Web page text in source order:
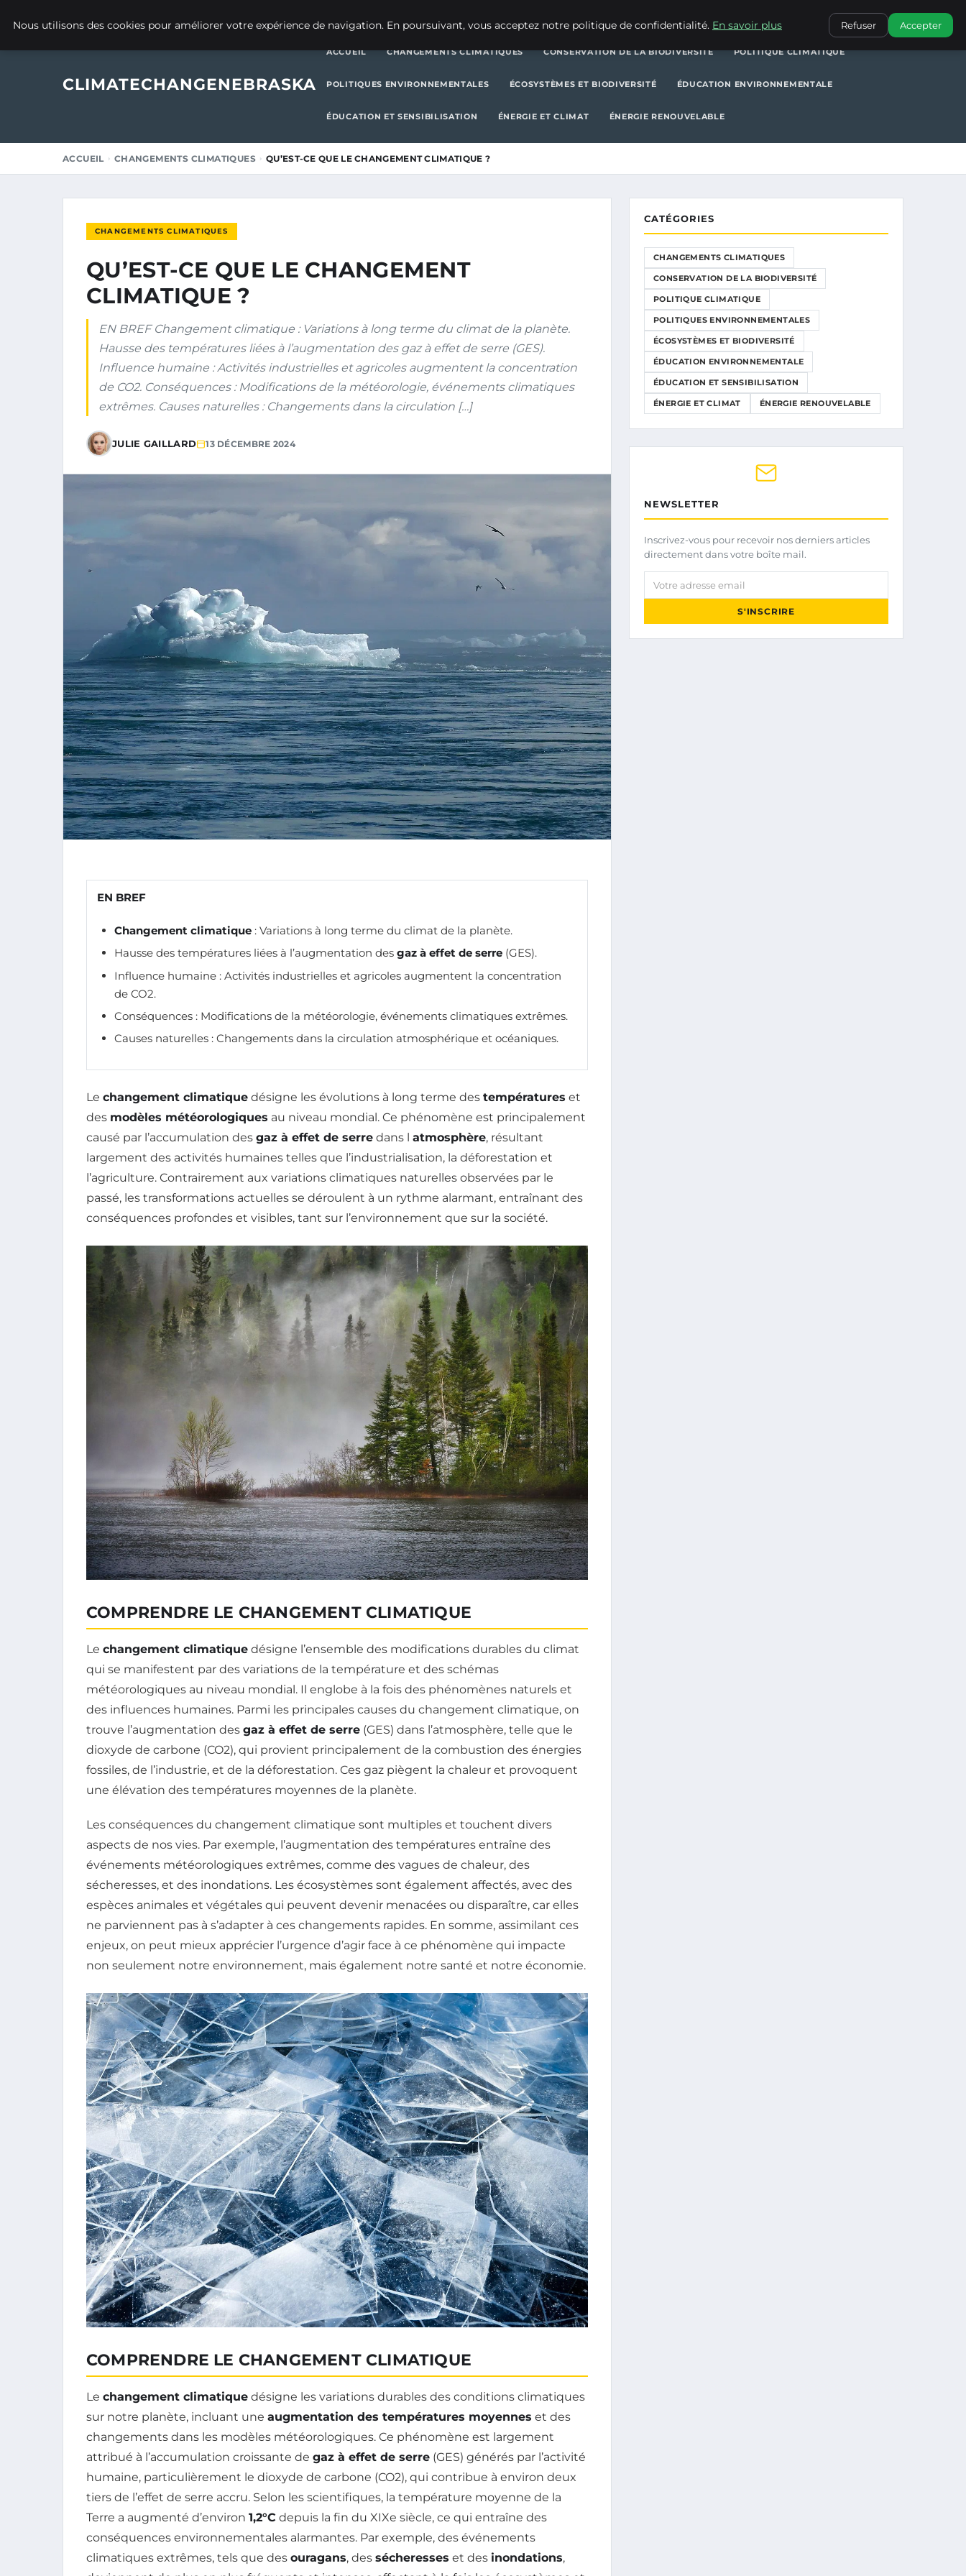
POLITIQUES ENVIRONNEMENTALES
CLIMATECHANGENEBRASKA
ACCUEIL CHANGEMENTS CLIMATIQUES CONSERVATION DE LA BIODIVERSITÉ POLITIQUE CLIMATIQUE
POLITIQUES ENVIRONNEMENTALES ÉCOSYSTÈMES ET BIODIVERSITÉ ÉDUCATION ENVIRONNEMENTALE
ÉDUCATION ET SENSIBILISATION ÉNERGIE ET CLIMAT ÉNERGIE RENOUVELABLE
ACCUEIL CHANGEMENTS CLIMATIQUES QU’EST-CE QUE LE CHANGEMENT CLIMATIQUE ?
CHANGEMENTS CLIMATIQUES
QU’EST-CE QUE LE CHANGEMENT
CLIMATIQUE ?
EN BREF Changement climatique : Variations à long terme du climat de la planète.
Hausse des températures liées à l’augmentation des gaz à effet de serre (GES).
Influence humaine : Activités industrielles et agricoles augmentent la concentration
de CO2. Conséquences : Modifications de la météorologie, événements climatiques
extrêmes. Causes naturelles : Changements dans la circulation […]
JULIE GAILLARD 13 DÉCEMBRE 2024
EN BREF
Changement climatique : Variations à long terme du climat de la planète.
Hausse des températures liées à l’augmentation des gaz à effet de serre (GES).
Influence humaine : Activités industrielles et agricoles augmentent la concentration
de CO2.
Conséquences : Modifications de la météorologie, événements climatiques extrêmes.
Causes naturelles : Changements dans la circulation atmosphérique et océaniques.
Le changement climatique désigne les évolutions à long terme des températures et
des modèles météorologiques au niveau mondial. Ce phénomène est principalement
causé par l’accumulation des gaz à effet de serre dans l atmosphère, résultant
largement des activités humaines telles que l’industrialisation, la déforestation et
l’agriculture. Contrairement aux variations climatiques naturelles observées par le
passé, les transformations actuelles se déroulent à un rythme alarmant, entraînant des
conséquences profondes et visibles, tant sur l’environnement que sur la société.
COMPRENDRE LE CHANGEMENT CLIMATIQUE
Le changement climatique désigne l’ensemble des modifications durables du climat
qui se manifestent par des variations de la température et des schémas
météorologiques au niveau mondial. Il englobe à la fois des phénomènes naturels et
des influences humaines. Parmi les principales causes du changement climatique, on
trouve l’augmentation des gaz à effet de serre (GES) dans l’atmosphère, telle que le
dioxyde de carbone (CO2), qui provient principalement de la combustion des énergies
fossiles, de l’industrie, et de la déforestation. Ces gaz piègent la chaleur et provoquent
une élévation des températures moyennes de la planète.
Les conséquences du changement climatique sont multiples et touchent divers
aspects de nos vies. Par exemple, l’augmentation des températures entraîne des
événements météorologiques extrêmes, comme des vagues de chaleur, des
sécheresses, et des inondations. Les écosystèmes sont également affectés, avec des
espèces animales et végétales qui peuvent devenir menacées ou disparaître, car elles
ne parviennent pas à s’adapter à ces changements rapides. En somme, assimilant ces
enjeux, on peut mieux apprécier l’urgence d’agir face à ce phénomène qui impacte
non seulement notre environnement, mais également notre santé et notre économie.
COMPRENDRE LE CHANGEMENT CLIMATIQUE
Le changement climatique désigne les variations durables des conditions climatiques
sur notre planète, incluant une augmentation des températures moyennes et des
changements dans les modèles météorologiques. Ce phénomène est largement
attribué à l’accumulation croissante de gaz à effet de serre (GES) générés par l’activité
humaine, particulièrement le dioxyde de carbone (CO2), qui contribue à environ deux
tiers de l’effet de serre accru. Selon les scientifiques, la température moyenne de la
Terre a augmenté d’environ 1,2°C depuis la fin du XIXe siècle, ce qui entraîne des
conséquences environnementales alarmantes. Par exemple, des événements
climatiques extrêmes, tels que des ouragans, des sécheresses et des inondations,
CATÉGORIES
CHANGEMENTS CLIMATIQUES
CONSERVATION DE LA BIODIVERSITÉ
POLITIQUE CLIMATIQUE
POLITIQUES ENVIRONNEMENTALES
ÉCOSYSTÈMES ET BIODIVERSITÉ
ÉDUCATION ENVIRONNEMENTALE
ÉDUCATION ET SENSIBILISATION
ÉNERGIE ET CLIMAT ÉNERGIE RENOUVELABLE
NEWSLETTER
Inscrivez-vous pour recevoir nos derniers articles
directement dans votre boîte mail.
Votre adresse email
S'INSCRIRE
Nous utilisons des cookies pour améliorer votre expérience de navigation. En poursuivant, vous acceptez notre politique de confidentialité. En savoir plus Refuser Accepter